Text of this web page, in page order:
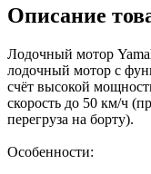
Описание
Лодочный мотор
лодочный мотор с
счёт высокой
скорость до 50 км/ч
перегруза на борту).
Особенности: